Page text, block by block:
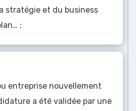
stratégie et du business
;
entreprise nouvellement
a été validée par une